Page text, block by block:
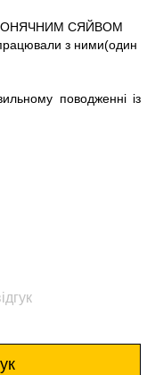
СЯЙВОМ
з ними(один
поводженні із